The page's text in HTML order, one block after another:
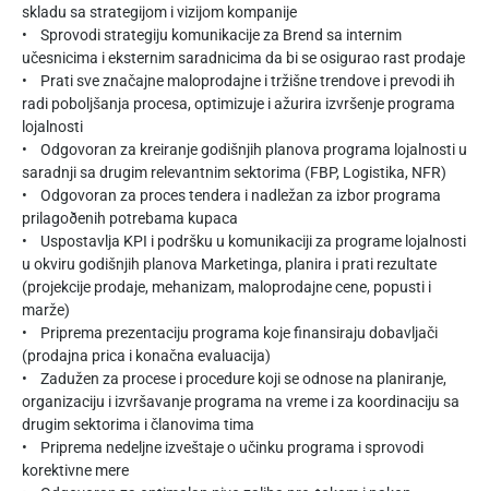
skladu sa strategijom i vizijom kompanije
• Sprovodi strategiju komunikacije za Brend sa internim
učesnicima i eksternim saradnicima da bi se osigurao rast prodaje
• Prati sve značajne maloprodajne i tržišne trendove i prevodi ih
radi poboljšanja procesa, optimizuje i ažurira izvršenje programa
lojalnosti
• Odgovoran za kreiranje godišnjih planova programa lojalnosti u
saradnji sa drugim relevantnim sektorima (FBP, Logistika, NFR)
• Odgovoran za proces tendera i nadležan za izbor programa
prilagoðenih potrebama kupaca
• Uspostavlja KPI i podršku u komunikaciji za programe lojalnosti
u okviru godišnjih planova Marketinga, planira i prati rezultate
(projekcije prodaje, mehanizam, maloprodajne cene, popusti i
marže)
• Priprema prezentaciju programa koje finansiraju dobavljači
(prodajna prica i konačna evaluacija)
• Zadužen za procese i procedure koji se odnose na planiranje,
organizaciju i izvršavanje programa na vreme i za koordinaciju sa
drugim sektorima i članovima tima
• Priprema nedeljne izveštaje o učinku programa i sprovodi
korektivne mere